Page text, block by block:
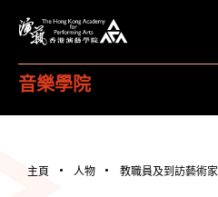
音樂學院
主頁 人物 教職員及到訪藝術家